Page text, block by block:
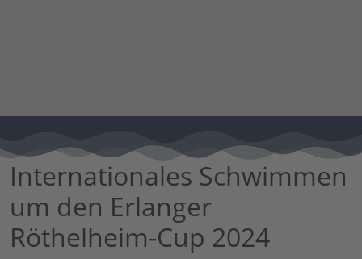
Internationales Schwimmen
um den Erlanger
Röthelheim-Cup 2024